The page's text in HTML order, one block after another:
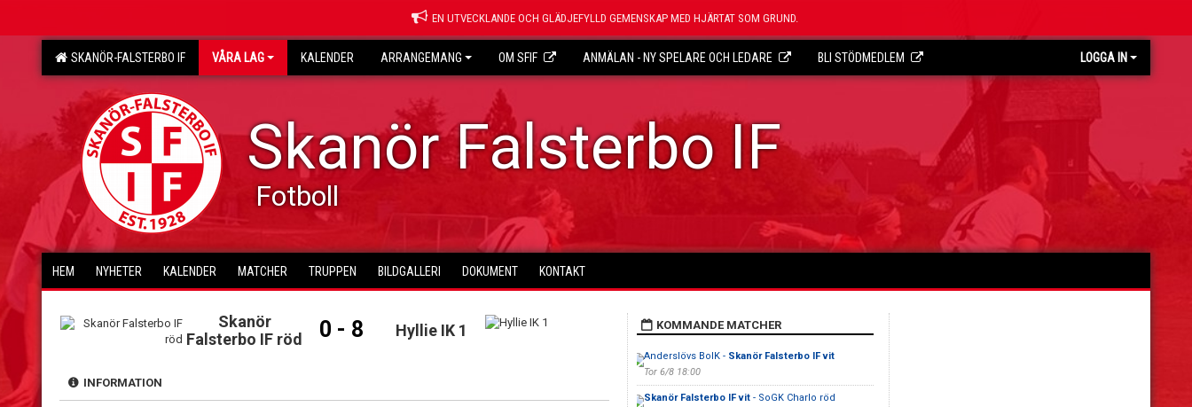
EN UTVECKLANDE OCH GLÄDJEFYLLD GEMENSKAP MED HJÄRTAT SOM GRUND.
SKANÖR-FALSTERBO IF VÅRA LAG KALENDER ARRANGEMANG OM SFIF ANMÄLAN - NY SPELARE OCH LEDARE BLI STÖDMEDLEM LOGGA IN
Skanör Falsterbo IF
Fotboll
HEM NYHETER KALENDER MATCHER TRUPPEN BILDGALLERI DOKUMENT KONTAKT
Skanör
Falsterbo IF röd
0 - 8 Hyllie IK 1
INFORMATION
KOMMANDE MATCHER
Anderslövs BoIK - Skanör Falsterbo IF vit
Tor 6/8 18:00
Skanör Falsterbo IF vit- SoGK Charlo röd